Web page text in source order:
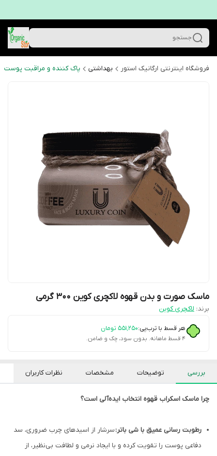
جستجو
فروشگاه اینترنتی ارگانیک استور بهداشتی پاک کننده و مراقبت پوست
ماسک صورت و بدن قهوه لاکچری کوین ۳۰۰ گرمی
برند: لاکچری کوین
هر قسط با ترب‌پی:۵۵۱٬۲۵۰ تومان
۴ قسط ماهانه. بدون سود، چک و ضامن.
بررسی توضیحات مشخصات نظرات کاربران
چرا ماسک اسکراب قهوه انتخاب ایده‌آلی است؟
رطوبت رسانی عمیق با شی باتر:سرشار از اسیدهای چرب ضروری، سد
دفاعی پوست را تقویت کرده و با ایجاد نرمی و لطافت بی‌نظیر، از